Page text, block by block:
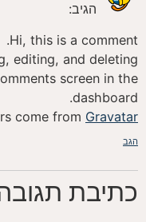
הגיב:
Hi, this is a comment.
editing, and deleting
screen in the
dashboard.
come from Gravatar
הגב
כתיבת